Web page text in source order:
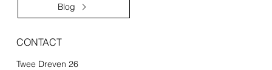
Blog
CONTACT
Twee Dreven 26